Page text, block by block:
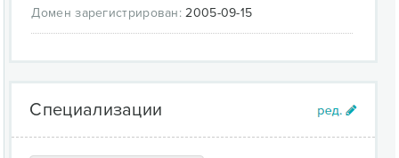
Домен зарегистрирован: 2005-09-15
Специализации